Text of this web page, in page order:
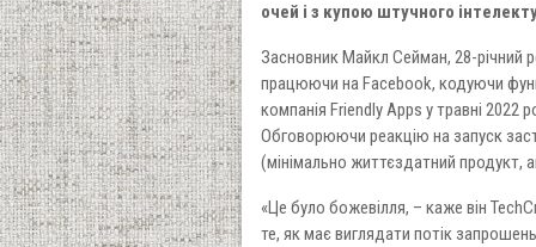
очей і з купою штучного
Засновник Майкл Сейман, 28-річний
працюючи на Facebook, кодуючи
компанія Friendly Apps у травні
Обговорюючи реакцію на запуск
(мінімально життєздатний продукт,
«Це було божевілля, – каже він
те, як має виглядати потік